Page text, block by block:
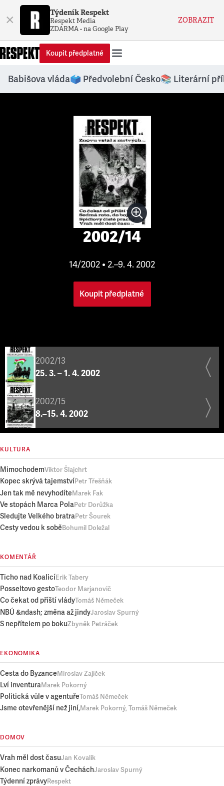
× Týdeník Respekt
Respekt Media
ZDARMA - na Google Play
ZOBRAZIT
Koupit předplatné
Babišova vláda🗳️ Předvolební Česko📚 Literární
14/2002 • 2.–9. 4. 2002
2002/14
Koupit předplatné
2002/13
25. 3. – 1. 4. 2002
2002/15
8.–15. 4. 2002
KULTURA
MimochodemViktor Šlajchrt
Kopec skrývá tajemstvíPetr Třešňák
Jen tak mě nevyhodíteMarek Fak
Ve stopách Marca PolaPetr Dorůžka
Sledujte Velkého bratraPetr Šourek
Cesty vedou k soběBohumil Doležal
KOMENTÁŘ
Ticho nad KoalicíErik Tabery
Posseltovo gestoTeodor Marjanovič
Co čekat od příští vládyTomáš Němeček
NBÚ &ndash; změna až jindyJaroslav Spurný
S nepřítelem po bokuZbyněk Petráček
EKONOMIKA
Cesta do ByzanceMiroslav Zajíček
Lví inventuraMarek Pokorný
Politická vůle v agentuřeTomáš Němeček
Jsme otevřenější než jiní,Marek Pokorný, Tomáš Němeček
DOMOV
Vrah měl dost časuJan Kovalík
Konec narkomanů v ČecháchJaroslav Spurný
Týdenní zprávyRespekt